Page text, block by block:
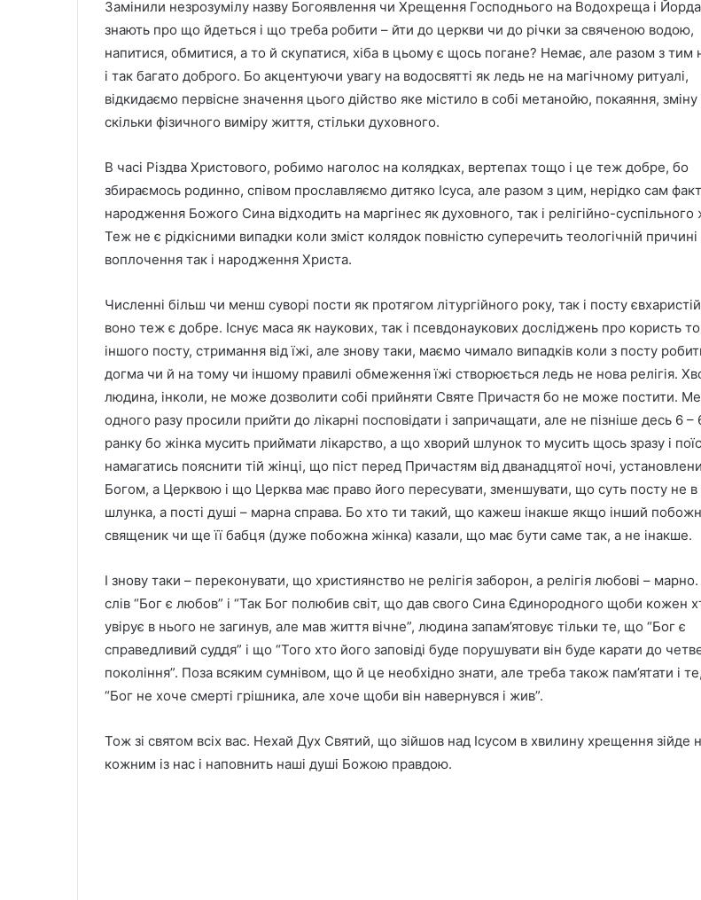
Замінили незрозумілу назву Богоявлення чи Хрещення Господнього на Водохреща і
знають про що йдеться і що треба робити – йти до церкви чи до річки за свяченою водою,
напитися, обмитися, а то й скупатися, хіба в цьому є щось погане? Немає, але разом з тим
і так багато доброго. Бо акцентуючи увагу на водосвятті як ледь не на магічному ритуалі,
відкидаємо первісне значення цього дійство яке містило в собі метанойю, покаяння, зміну
скільки фізичного виміру життя, стільки духовного.
В часі Різдва Христового, робимо наголос на колядках, вертепах тощо і це теж добре, бо
збираємось родинно, співом прославляємо дитяко Ісуса, але разом з цим, нерідко сам факт
народження Божого Сина відходить на маргінес як духовного, так і релігійно-суспільного
Теж не є рідкісними випадки коли зміст колядок повністю суперечить теологічній причині
воплочення так і народження Христа.
Численні більш чи менш суворі пости як протягом літургійного року, так і посту
воно теж є добре. Існує маса як наукових, так і псевдонаукових досліджень про користь
іншого посту, стримання від їжі, але знову таки, маємо чимало випадків коли з посту
догма чи й на тому чи іншому правилі обмеження їжі створюється ледь не нова релігія.
людина, інколи, не може дозволити собі прийняти Святе Причастя бо не може постити.
одного разу просили прийти до лікарні посповідати і запричащати, але не пізніше десь 6 –
ранку бо жінка мусить приймати лікарство, а що хворий шлунок то мусить щось зразу і
намагатись пояснити тій жінці, що піст перед Причастям від дванадцятої ночі,
Богом, а Церквою і що Церква має право його пересувати, зменшувати, що суть посту не в
шлунка, а пості душі – марна справа. Бо хто ти такий, що кажеш інакше якщо інший
священик чи ще її бабця (дуже побожна жінка) казали, що має бути саме так, а не інакше.
І знову таки – переконувати, що християнство не релігія заборон, а релігія любові – марно.
слів “Бог є любов” і “Так Бог полюбив світ, що дав свого Сина Єдинородного щоби кожен
увірує в нього не загинув, але мав життя вічне”, людина запам’ятовує тільки те, що “Бог є
справедливий суддя” і що “Того хто його заповіді буде порушувати він буде карати до
покоління”. Поза всяким сумнівом, що й це необхідно знати, але треба також пам’ятати і
“Бог не хоче смерті грішника, але хоче щоби він навернувся і жив”.
Тож зі святом всіх вас. Нехай Дух Святий, що зійшов над Ісусом в хвилину хрещення зійде
кожним із нас і наповнить наші душі Божою правдою.